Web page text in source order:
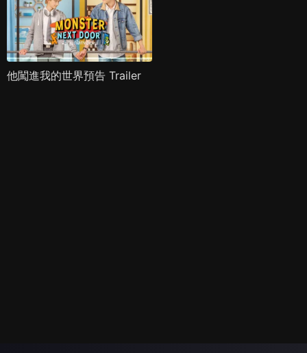
他闖進我的世界預告 Trailer